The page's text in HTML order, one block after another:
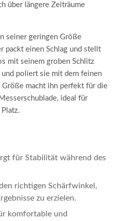
über längere Zeiträume
seiner geringen Größe
packt einen Schlag und stellt
mit seinem groben Schlitz
poliert sie mit dem feinen
macht ihn perfekt für die
ideal für
für Stabilität während des
richtigen Schärfwinkel,
zu erzielen.
komfortable und